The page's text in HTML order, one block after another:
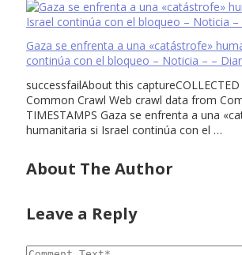
Gaza se enfrenta a una «catástrofe»
continúa con el bloqueo – Noticia – –
successfailAbout this
Common Crawl Web crawl data from
TIMESTAMPS Gaza se enfrenta a una
humanitaria si Israel continúa con el …
About The Author
Leave a Reply